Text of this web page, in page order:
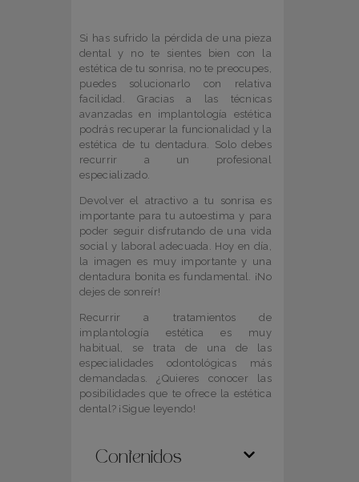
Si has sufrido la pérdida de una pieza
dental y no te sientes bien con la
estética de tu sonrisa, no te preocupes,
puedes solucionarlo con relativa
facilidad. Gracias a las técnicas
avanzadas en implantología estética
podrás recuperar la funcionalidad y la
estética de tu dentadura. Solo debes
recurrir a un profesional
especializado.
Devolver el atractivo a tu sonrisa es
importante para tu autoestima y para
poder seguir disfrutando de una vida
social y laboral adecuada. Hoy en día,
la imagen es muy importante y una
dentadura bonita es fundamental. ¡No
dejes de sonreír!
Recurrir a tratamientos de
implantología estética es muy
habitual, se trata de una de las
especialidades odontológicas más
demandadas. ¿Quieres conocer las
posibilidades que te ofrece la estética
dental? ¡Sigue leyendo!
Contenidos